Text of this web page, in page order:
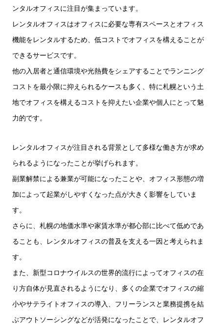
ンタルオフィスに注目が集まっています。
レンタルオフィスはオフィスに必要な専有スペースとオフィス
機能をレンタルするため、低コストでオフィスを構えることが
できるサービスです。
他の入居者と通信環境や光熱費をシェアすることでランニング
コストを最小限に抑えられるケースも多く、特に札幌という土
地でオフィスを構えるコストを抑えたい企業や個人にとって魅
力的です。
レンタルオフィスが注目される背景として多様な働き方が求め
られるようになったことが挙げられます。
副業解禁による兼業が可能になったことや、オフィス形態の増
加によって起業がしやすくなった点が大きく影響をしていま
す。
さらに、札幌の地価水準や家賃水準が都心部に比べて低めであ
ることも、レンタルオフィスの普及を支える一因と考えられま
す。
また、新型コロナウイルスの世界的流行によってオフィスの在
り方自体が見直されるようになり、多くの企業でオフィスの縮
小やサテライトオフィスの導入、フリーランスと業務提携を結
ぶアウトソーシングなどが活発になったことで、レンタルオフ